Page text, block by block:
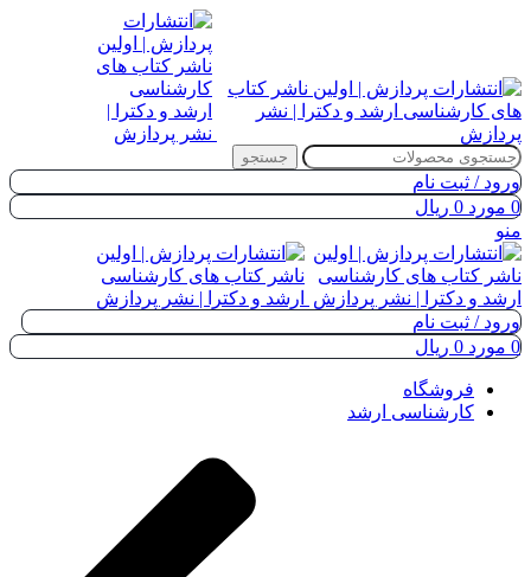
جستجو
ورود / ثبت نام
0 مورد 0 ریال
منو
ورود / ثبت نام
0 مورد 0 ریال
فروشگاه
کارشناسی ارشد